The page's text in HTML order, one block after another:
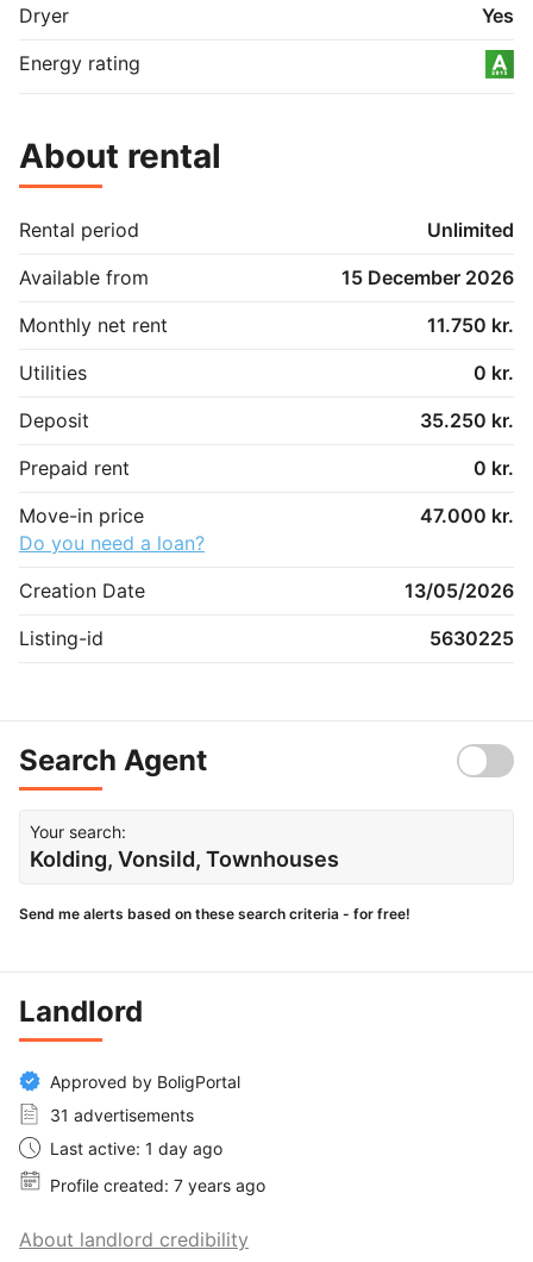
opbevaring af jakker og sko. Vaskemaskine og
tørretumbler er allerede installeret i boligen.
Uderum
privat skur samt et flisebelagt areal, der kan bruges til
fx cykler eller et lille cafébord.
Obs. Alle tekster, billeder og plantegninger er
vejledende.
Dryer
Yes
Energy rating
About rental
Rental period
Unlimited
Available from
15 December 2026
Monthly net rent
11.750 kr.
Utilities
0 kr.
Deposit
35.250 kr.
Prepaid rent
0 kr.
Move-in price
47.000 kr.
Do you need a loan?
Creation Date
13/05/2026
Listing-id
5630225
Search Agent
Your search:
Kolding, Vonsild, Townhouses
Send me alerts based on these search criteria - for free!
Landlord
Approved by BoligPortal
31 advertisements
Last active: 1 day ago
Profile created: 7 years ago
About landlord credibility